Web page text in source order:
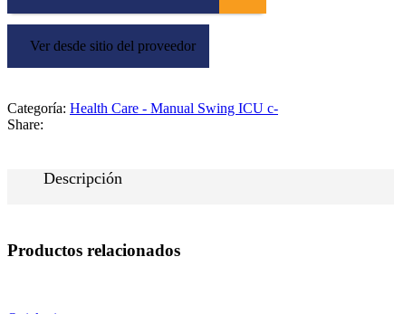
Ver desde sitio del proveedor
Categoría: Health Care - Manual Swing ICU c-
Share:
Descripción
Productos relacionados